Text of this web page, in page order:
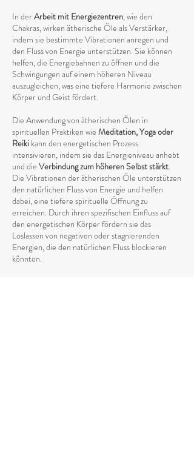
In derArbeit mit Energiezentren, wie den
Chakras, wirken ätherische Öle als Verstärker,
indem sie bestimmte Vibrationen anregen und
den Fluss von Energie unterstützen. Sie können
helfen, die Energiebahnen zu öffnen und die
Schwingungen auf einem höheren Niveau
auszugleichen, was eine tiefere Harmonie zwischen
Körper und Geist fördert.
Die Anwendung von ätherischen Ölen in
spirituellen Praktiken wie Meditation, Yoga oder
Reiki kann den energetischen Prozess
intensivieren, indem sie das Energieniveau anhebt
und die Verbindung zum höheren Selbst stärkt.
Die Vibrationen der ätherischen Öle unterstützen
den natürlichen Fluss von Energie und helfen
dabei, eine tiefere spirituelle Öffnung zu
erreichen. Durch ihren spezifischen Einfluss auf
den energetischen Körper fördern sie das
Loslassen von negativen oder stagnierenden
Energien, die den natürlichen Fluss blockieren
könnten.